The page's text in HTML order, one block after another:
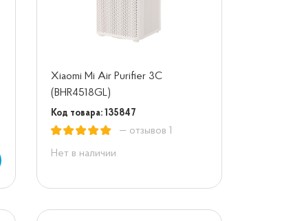
Xiaomi Mi Air Purifier 3C
(BHR4518GL)
Код товара: 135847
— отзывов 1
Нет в наличии